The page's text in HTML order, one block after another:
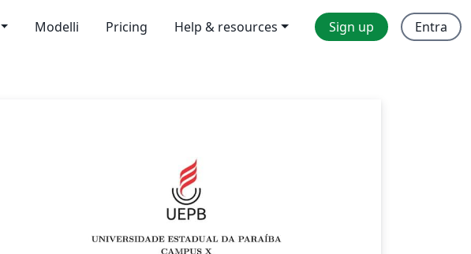
Modelli Pricing Help & resources Sign up Entra